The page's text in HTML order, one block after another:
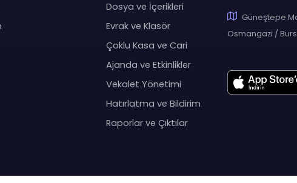
Dosya ve İçerikleri
Evrak ve Klasör
Çoklu Kasa ve Cari
Ajanda ve Etkinlikler
Vekalet Yönetimi
Hatırlatma ve Bildirim
Raporlar ve Çıktılar
Güneştepe
Osmangazi /